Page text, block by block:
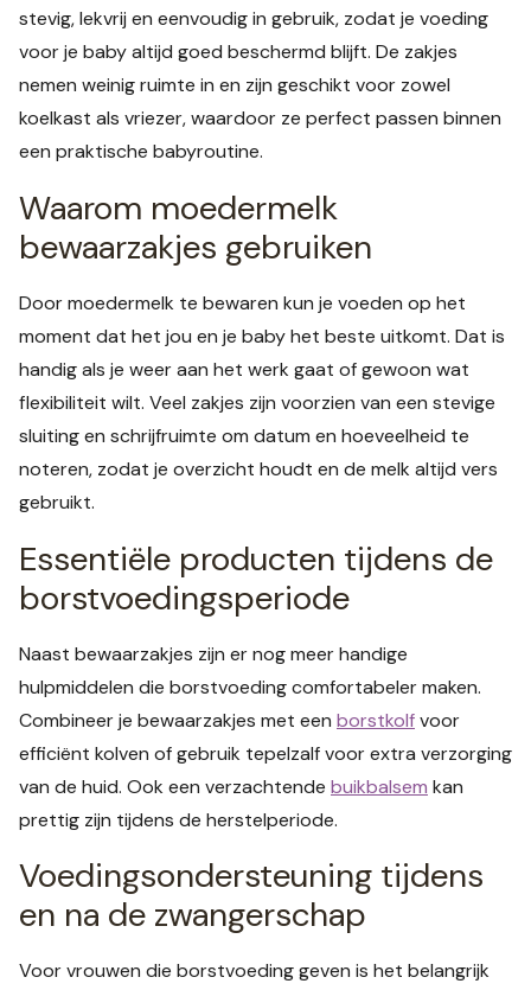
stevig, lekvrij en eenvoudig in gebruik, zodat je voeding
voor je baby altijd goed beschermd blijft. De zakjes
nemen weinig ruimte in en zijn geschikt voor zowel
koelkast als vriezer, waardoor ze perfect passen binnen
een praktische babyroutine.
Waarom moedermelk
bewaarzakjes gebruiken
Door moedermelk te bewaren kun je voeden op het
moment dat het jou en je baby het beste uitkomt. Dat is
handig als je weer aan het werk gaat of gewoon wat
flexibiliteit wilt. Veel zakjes zijn voorzien van een stevige
sluiting en schrijfruimte om datum en hoeveelheid te
noteren, zodat je overzicht houdt en de melk altijd vers
gebruikt.
Essentiële producten tijdens de
borstvoedingsperiode
Naast bewaarzakjes zijn er nog meer handige
hulpmiddelen die borstvoeding comfortabeler maken.
Combineer je bewaarzakjes met een borstkolfvoor
efficiënt kolven of gebruik tepelzalf voor extra verzorging
van de huid. Ook een verzachtende buikbalsem kan
prettig zijn tijdens de herstelperiode.
Voedingsondersteuning tijdens
en na de zwangerschap
Voor vrouwen die borstvoeding geven is het belangrijk